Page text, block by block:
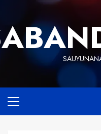
content
Menu